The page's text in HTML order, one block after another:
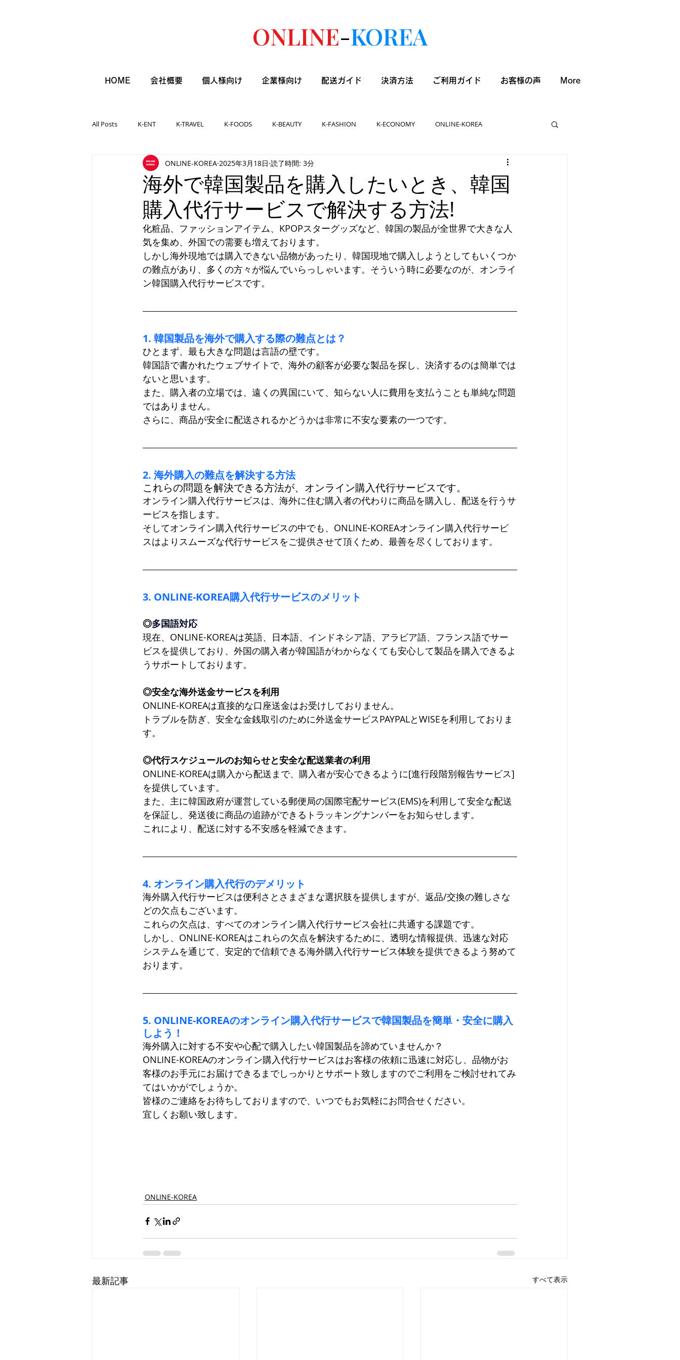
ONLINE-KOREA
HOME 会社概要 個人様向け 企業様向け 配送ガイド 決済方法 ご利用ガイド お客様の声 More
All Posts K-ENT K-TRAVEL K-FOODS K-BEAUTY K-FASHION K-ECONOMY ONLINE-KOREA
海外で韓国製品を購入したいとき、韓国
購入代行サービスで解決する方法!
ONLINE-KOREA 2025年3月18日 読了時間: 3分
化粧品、ファッションアイテム、KPOPスターグッズなど、韓国の製品が全世界で大きな人
気を集め、外国での需要も増えております。
しかし海外現地では購入できない品物があったり、韓国現地で購入しようとしてもいくつか
の難点があり、多くの方々が悩んでいらっしゃいます。そういう時に必要なのが、オンライ
ン韓国購入代行サービスです。
1. 韓国製品を海外で購入する際の難点とは？
ひとまず、最も大きな問題は言語の壁です。
韓国語で書かれたウェブサイトで、海外の顧客が必要な製品を探し、決済するのは簡単では
ないと思います。
また、購入者の立場では、遠くの異国にいて、知らない人に費用を支払うことも単純な問題
ではありません。
さらに、商品が安全に配送されるかどうかは非常に不安な要素の一つです。
2. 海外購入の難点を解決する方法
これらの問題を解決できる方法が、オンライン購入代行サービスです。
オンライン購入代行サービスは、海外に住む購入者の代わりに商品を購入し、配送を行うサ
ービスを指します。
そしてオンライン購入代行サービスの中でも、ONLINE-KOREAオンライン購入代行サービ
スはよりスムーズな代行サービスをご提供させて頂くため、最善を尽くしております。
3. ONLINE-KOREA購入代行サービスのメリット
◎多国語対応
現在、ONLINE-KOREAは英語、日本語、インドネシア語、アラビア語、フランス語でサー
ビスを提供しており、外国の購入者が韓国語がわからなくても安心して製品を購入できるよ
うサポートしております。
◎安全な海外送金サービスを利用
ONLINE-KOREAは直接的な口座送金はお受けしておりません。
トラブルを防ぎ、安全な金銭取引のために外送金サービスPAYPALとWISEを利用しておりま
す。
◎代行スケジュールのお知らせと安全な配送業者の利用
ONLINE-KOREAは購入から配送まで、購入者が安心できるように[進行段階別報告サービス]
を提供しています。
また、主に韓国政府が運営している郵便局の国際宅配サービス(EMS)を利用して安全な配送
を保証し、発送後に商品の追跡ができるトラッキングナンバーをお知らせします。
これにより、配送に対する不安感を軽減できます。
4. オンライン購入代行のデメリット
海外購入代行サービスは便利さとさまざまな選択肢を提供しますが、返品/交換の難しさな
どの欠点もございます。
これらの欠点は、すべてのオンライン購入代行サービス会社に共通する課題です。
しかし、ONLINE-KOREAはこれらの欠点を解決するために、透明な情報提供、迅速な対応
システムを通じて、安定的で信頼できる海外購入代行サービス体験を提供できるよう努めて
おります。
5. ONLINE-KOREAのオンライン購入代行サービスで韓国製品を簡単・安全に購入
しよう！
海外購入に対する不安や心配で購入したい韓国製品を諦めていませんか？
ONLINE-KOREAのオンライン購入代行サービスはお客様の依頼に迅速に対応し、品物がお
客様のお手元にお届けできるまでしっかりとサポート致しますのでご利用をご検討せれてみ
てはいかがでしょうか。
皆様のご連絡をお待ちしておりますので、いつでもお気軽にお問合せください。
宜しくお願い致します。
ONLINE-KOREA
最新記事 すべて表示